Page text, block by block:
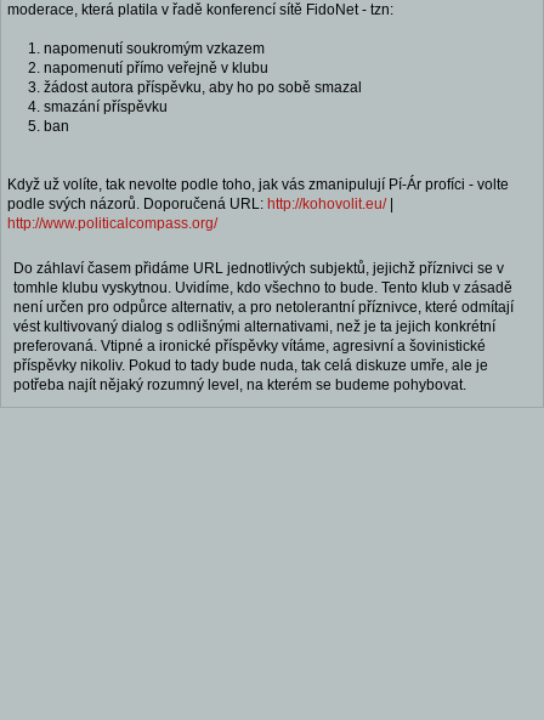
moderace, která platila v řadě konferencí sítě FidoNet - tzn:
napomenutí soukromým vzkazem
napomenutí přímo veřejně v klubu
žádost autora příspěvku, aby ho po sobě smazal
smazání příspěvku
ban
Když už volíte, tak nevolte podle toho, jak vás zmanipulují Pí-Ár profíci - volte
podle svých názorů. Doporučená URL: http://kohovolit.eu/|
http://www.politicalcompass.org/
Do záhlaví časem přidáme URL jednotlivých subjektů, jejichž příznivci se v
tomhle klubu vyskytnou. Uvidíme, kdo všechno to bude. Tento klub v zásadě
není určen pro odpůrce alternativ, a pro netolerantní příznivce, které odmítají
vést kultivovaný dialog s odlišnými alternativami, než je ta jejich konkrétní
preferovaná. Vtipné a ironické příspěvky vítáme, agresivní a šovinistické
příspěvky nikoliv. Pokud to tady bude nuda, tak celá diskuze umře, ale je
potřeba najít nějaký rozumný level, na kterém se budeme pohybovat.